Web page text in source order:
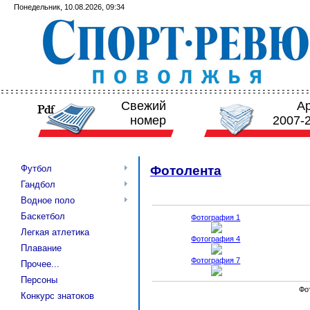
Понедельник, 10.08.2026, 09:34
Свежий
номер
2007-
Футбол
Гандбол
Водное поло
Баскетбол
Легкая атлетика
Плавание
Прочее...
Персоны
Конкурс знатоков
Фотолента
Фотография 1
Фотография 4
Фотография 7